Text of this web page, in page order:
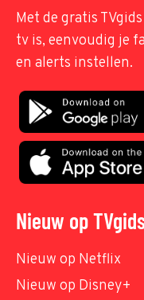
Met de gratis
tv is, eenvoudig je
en alerts instellen.
Nieuw op
Nieuw op Netflix
Nieuw op Disney+